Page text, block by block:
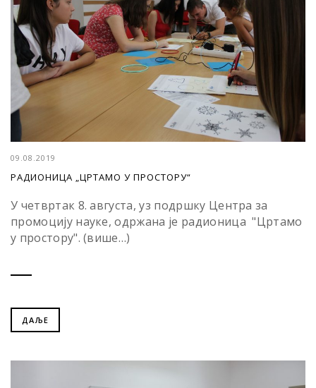
09.08.2019
РАДИОНИЦА „ЦРТАМО У ПРОСТОРУ“
У четвртак 8. августа, уз подршку Центра за
промоцију науке, одржана је радионица "Цртамо
у простору". (више…)
ДАЉЕ